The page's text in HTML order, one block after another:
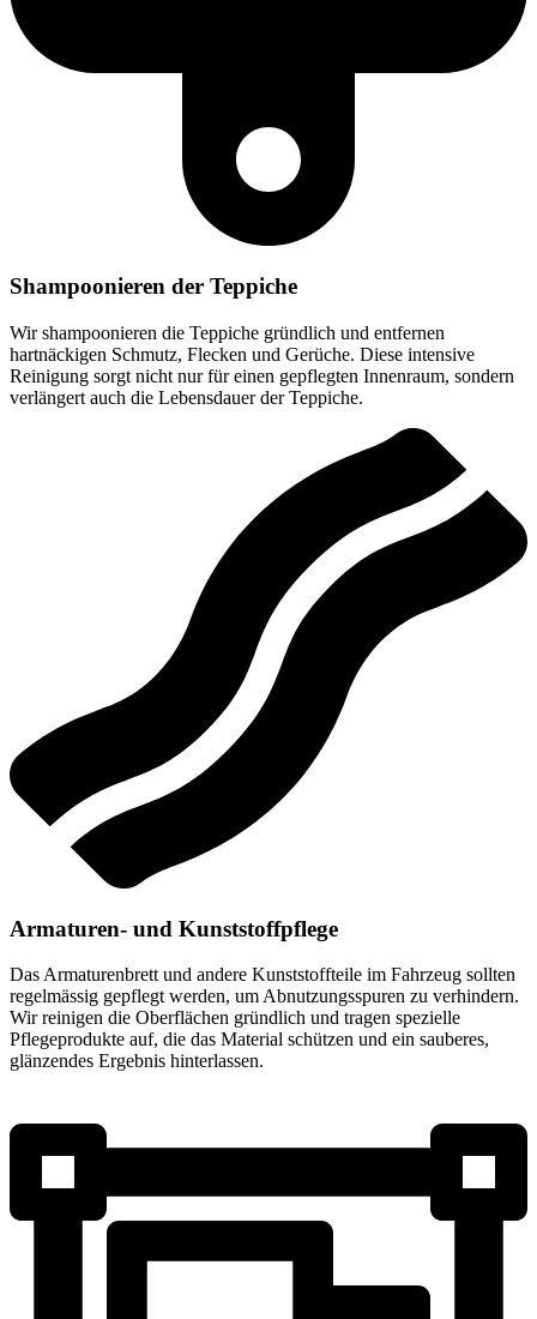
Shampoonieren der Teppiche
Wir shampoonieren die Teppiche gründlich und entfernen
hartnäckigen Schmutz, Flecken und Gerüche. Diese intensive
Reinigung sorgt nicht nur für einen gepflegten Innenraum, sondern
verlängert auch die Lebensdauer der Teppiche.
Armaturen- und Kunststoffpflege
Das Armaturenbrett und andere Kunststoffteile im Fahrzeug sollten
regelmässig gepflegt werden, um Abnutzungsspuren zu verhindern.
Wir reinigen die Oberflächen gründlich und tragen spezielle
Pflegeprodukte auf, die das Material schützen und ein sauberes,
glänzendes Ergebnis hinterlassen.